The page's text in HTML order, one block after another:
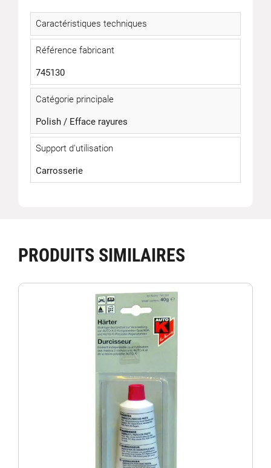
Caractéristiques techniques
Référence fabricant
745130
Catégorie principale
Polish / Efface rayures
Support d'utilisation
Carrosserie
PRODUITS SIMILAIRES